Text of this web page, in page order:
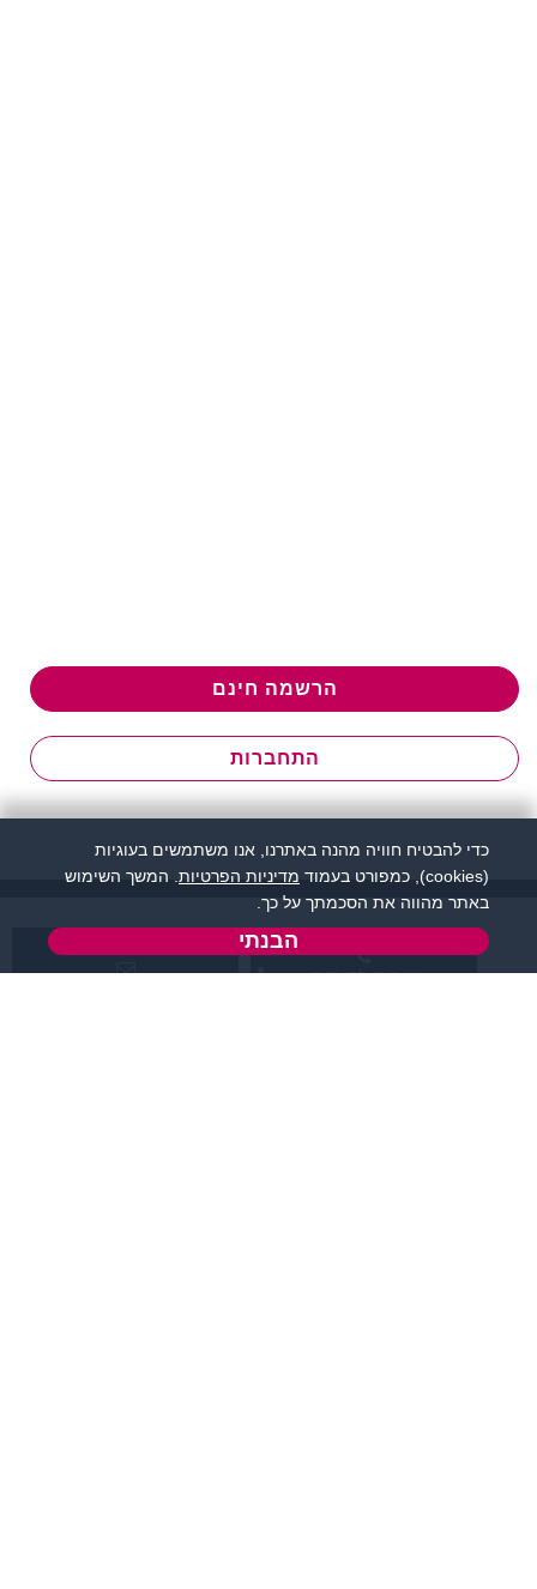
הרשמה חינם
התחברות
שירות לקוחות:
כדי להבטיח חוויה מהנה באתרנו, אנו משתמשים בעוגיות
(cookies), כמפורט בעמוד
מדיניות הפרטיות . המשך השימוש
באתר מהווה את הסכמתך על כך.
הבנתי